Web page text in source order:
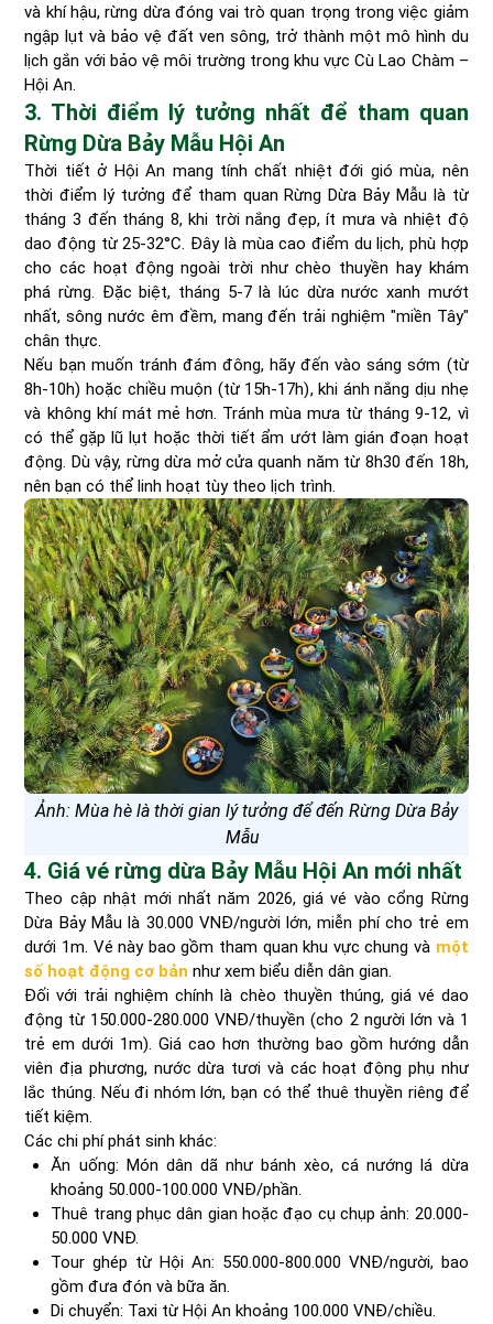
và khí hậu, rừng dừa đóng vai trò quan trọng trong việc giảm
ngập lụt và bảo vệ đất ven sông, trở thành một mô hình du
lịch gắn với bảo vệ môi trường trong khu vực Cù Lao Chàm –
Hội An.
3. Thời điểm lý tưởng nhất để tham quan
Rừng Dừa Bảy Mẫu Hội An
Thời tiết ở Hội An mang tính chất nhiệt đới gió mùa, nên
thời điểm lý tưởng để tham quan Rừng Dừa Bảy Mẫu là từ
tháng 3 đến tháng 8, khi trời nắng đẹp, ít mưa và nhiệt độ
dao động từ 25-32°C. Đây là mùa cao điểm du lịch, phù hợp
cho các hoạt động ngoài trời như chèo thuyền hay khám
phá rừng. Đặc biệt, tháng 5-7 là lúc dừa nước xanh mướt
nhất, sông nước êm đềm, mang đến trải nghiệm "miền Tây"
chân thực.
Nếu bạn muốn tránh đám đông, hãy đến vào sáng sớm (từ
8h-10h) hoặc chiều muộn (từ 15h-17h), khi ánh nắng dịu nhẹ
và không khí mát mẻ hơn. Tránh mùa mưa từ tháng 9-12, vì
có thể gặp lũ lụt hoặc thời tiết ẩm ướt làm gián đoạn hoạt
động. Dù vậy, rừng dừa mở cửa quanh năm từ 8h30 đến 18h,
nên bạn có thể linh hoạt tùy theo lịch trình.
Ảnh: Mùa hè là thời gian lý tưởng để đến Rừng Dừa Bảy
Mẫu
4. Giá vé rừng dừa Bảy Mẫu Hội An mới nhất
Theo cập nhật mới nhất năm 2026, giá vé vào cổng Rừng
Dừa Bảy Mẫu là 30.000 VNĐ/người lớn, miễn phí cho trẻ em
dưới 1m. Vé này bao gồm tham quan khu vực chung và một
số hoạt động cơ bản như xem biểu diễn dân gian.
Đối với trải nghiệm chính là chèo thuyền thúng, giá vé dao
động từ 150.000-280.000 VNĐ/thuyền (cho 2 người lớn và 1
trẻ em dưới 1m). Giá cao hơn thường bao gồm hướng dẫn
viên địa phương, nước dừa tươi và các hoạt động phụ như
lắc thúng. Nếu đi nhóm lớn, bạn có thể thuê thuyền riêng để
tiết kiệm.
Các chi phí phát sinh khác:
Ăn uống: Món dân dã như bánh xèo, cá nướng lá dừa
khoảng 50.000-100.000 VNĐ/phần.
Thuê trang phục dân gian hoặc đạo cụ chụp ảnh: 20.000-
50.000 VNĐ.
Tour ghép từ Hội An: 550.000-800.000 VNĐ/người, bao
gồm đưa đón và bữa ăn.
Di chuyển: Taxi từ Hội An khoảng 100.000 VNĐ/chiều.